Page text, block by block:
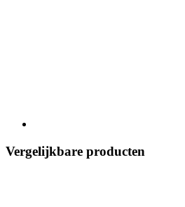
Vergelijkbare producten